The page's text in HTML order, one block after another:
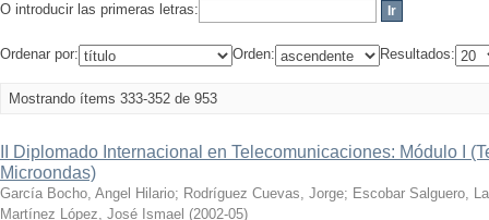
O introducir las primeras letras:
Ordenar por: Orden: Resultados:
Mostrando ítems 333-352 de 953
II Diplomado Internacional en Telecomunicaciones: Módulo I
Microondas)
García Bocho, Angel Hilario; Rodríguez Cuevas, Jorge; Escobar Salguero,
Martínez López, José Ismael (2002-05)